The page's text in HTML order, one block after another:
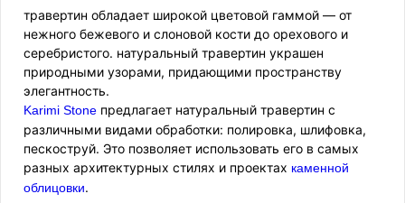
травертин обладает широкой цветовой гаммой — от
нежного бежевого и слоновой кости до орехового и
серебристого. натуральный травертин украшен
природными узорами, придающими пространству
элегантность.
Karimi Stone предлагает натуральный травертин с
различными видами обработки: полировка, шлифовка,
пескоструй. Это позволяет использовать его в самых
разных архитектурных стилях и проектах каменной
облицовки.